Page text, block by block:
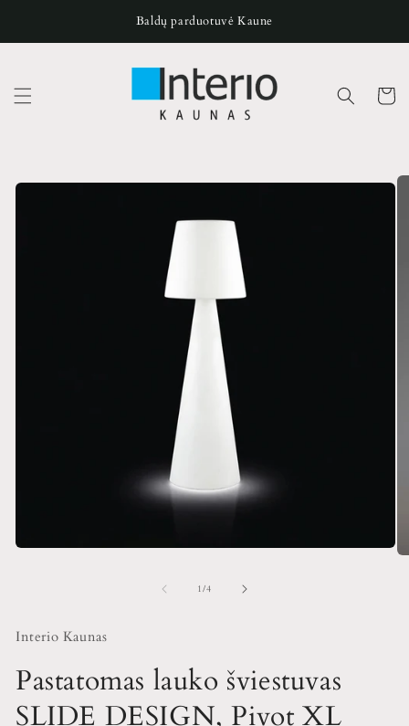
Baldų parduotuvė Kaune
produkto
1/iš4
Interio Kaunas
Pastatomas lauko šviestuvas
SLIDE DESIGN, Pivot XL